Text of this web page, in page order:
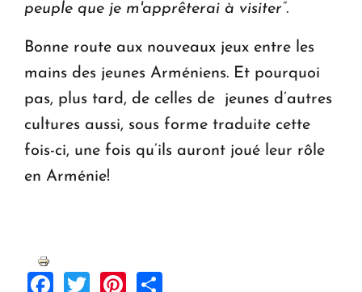
peuple que je m'apprêterai à visiter”.
Bonne route aux nouveaux jeux entre les
mains des jeunes Arméniens. Et pourquoi
pas, plus tard, de celles de jeunes d’autres
cultures aussi, sous forme traduite cette
fois-ci, une fois qu’ils auront joué leur rôle
en Arménie!
Facebook
TwitterPinterest